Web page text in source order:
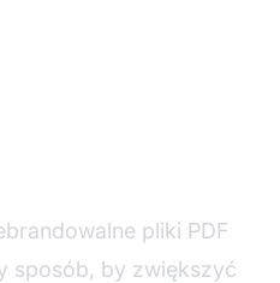
pliki PDF
sposób, by zwiększyć